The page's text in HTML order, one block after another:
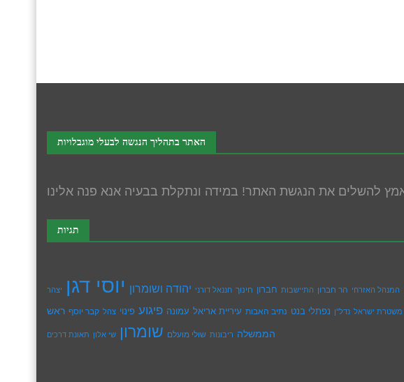
האתר בתהליך הנגשה לבעלי מוגבלויות
תגיות
המנהל האזרחי הר חברון התיישבות חברון חינוך חננאל דורני יהודה ושומרון יוסי דגן יצהר
משטרת ישראל נדל''ן נפתלי בנט נתיב האבות עיריית אריאל עמונה פיגוע פינוי צהל קבר יוסף ראש
הממשלה ריבונות שולי מועלם שומרון שי אלון תאונת דרכים